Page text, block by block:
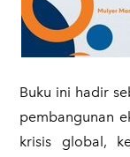
Buku ini hadir
pembangunan
krisis global,